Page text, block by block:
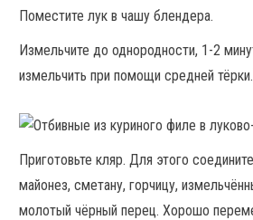
Поместите лук в чашу блендера.
Измельчите до однородности, 1-2
измельчить при помощи средней
Приготовьте кляр. Для этого
майонез, сметану, горчицу,
молотый чёрный перец. Хорошо